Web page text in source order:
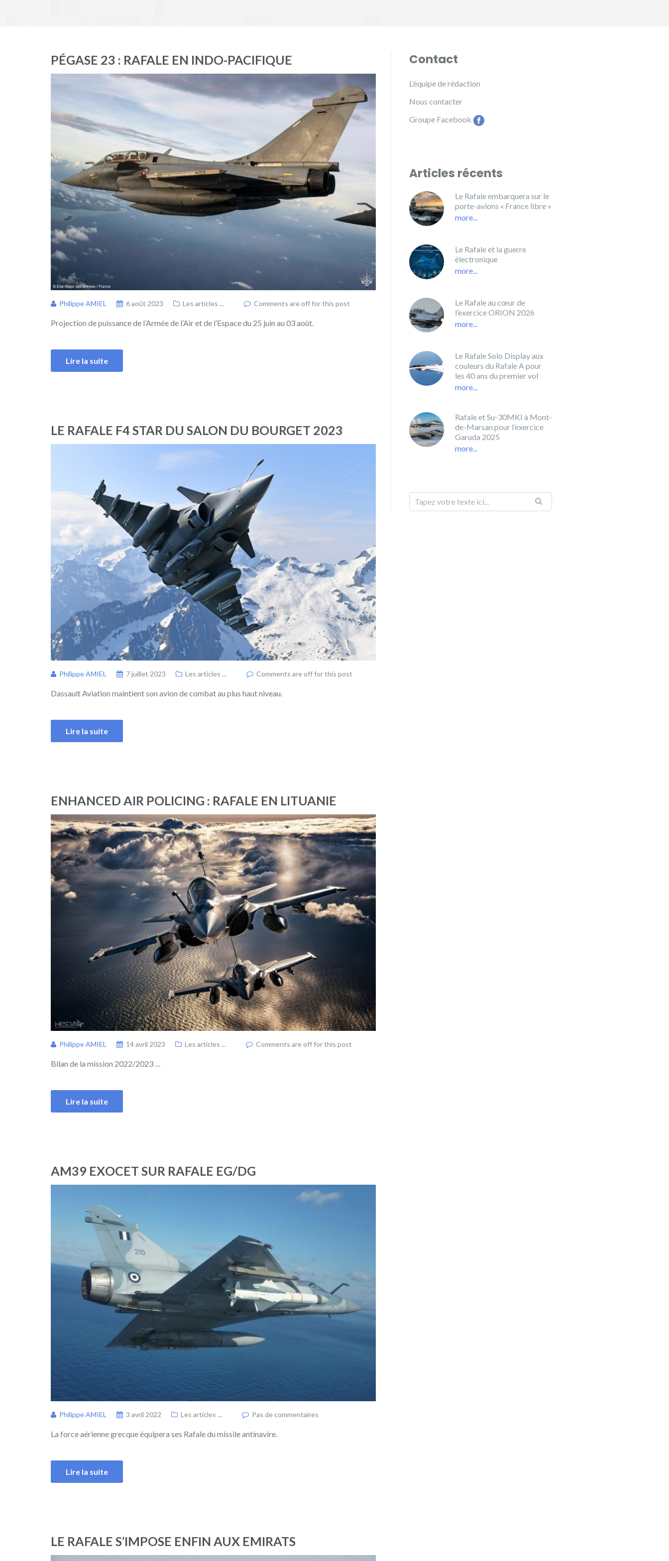
PÉGASE 23 : RAFALE EN INDO-PACIFIQUE
Philippe AMIEL 6 août 2023 Les articles ... Comments are off for this post
Projection de puissance de l’Armée de l’Air et de l’Espace du 25 juin au 03 août.
Lire la suite
LE RAFALE F4 STAR DU SALON DU BOURGET 2023
Philippe AMIEL 7 juillet 2023 Les articles ... Comments are off for this post
Dassault Aviation maintient son avion de combat au plus haut niveau.
Lire la suite
ENHANCED AIR POLICING : RAFALE EN LITUANIE
Philippe AMIEL 14 avril 2023 Les articles ... Comments are off for this post
Bilan de la mission 2022/2023 …
Lire la suite
AM39 EXOCET SUR RAFALE EG/DG
Philippe AMIEL 3 avril 2022 Les articles ... Pas de commentaires
La force aérienne grecque équipera ses Rafale du missile antinavire.
Lire la suite
LE RAFALE S’IMPOSE ENFIN AUX EMIRATS
Contact
L’équipe de rédaction
Nous contacter
Groupe Facebook
Articles récents
Le Rafale embarquera sur le
porte-avions « France libre »
more...
Le Rafale et la guerre
électronique
more...
Le Rafale au cœur de
l’exercice ORION 2026
more...
Le Rafale Solo Display aux
couleurs du Rafale A pour
les 40 ans du premier vol
more...
Rafale et Su-30MKI à Mont-
de-Marsan pour l’exercice
Garuda 2025
more...